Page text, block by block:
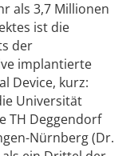
als 3,7 Millionen
ist die
der
implantierte
Device, kurz:
Universität
TH Deggendorf
Nürnberg (Dr.